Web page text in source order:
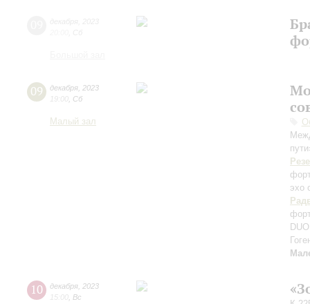
09 декабря 2023
19:00 Сб
Малый зал
эхо
10 декабря 2023
15:00 Вс